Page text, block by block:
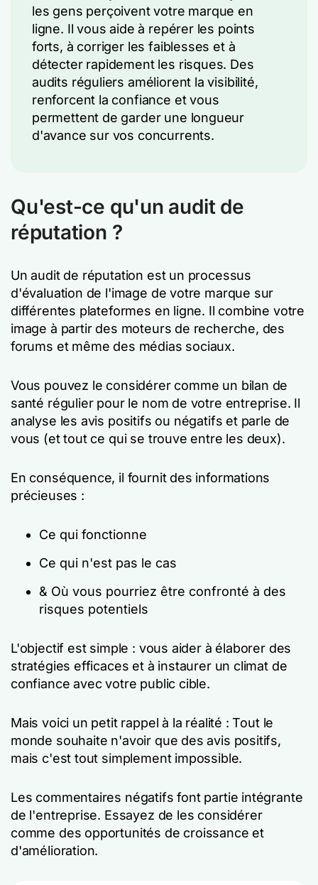
les gens perçoivent votre marque en
ligne. Il vous aide à repérer les points
forts, à corriger les faiblesses et à
détecter rapidement les risques. Des
audits réguliers améliorent la visibilité,
renforcent la confiance et vous
permettent de garder une longueur
d'avance sur vos concurrents.
Qu'est-ce qu'un audit de
réputation ?
Un audit de réputation est un processus
d'évaluation de l'image de votre marque sur
différentes plateformes en ligne. Il combine votre
image à partir des moteurs de recherche, des
forums et même des médias sociaux.
Vous pouvez le considérer comme un bilan de
santé régulier pour le nom de votre entreprise. Il
analyse les avis positifs ou négatifs et parle de
vous (et tout ce qui se trouve entre les deux).
En conséquence, il fournit des informations
précieuses :
Ce qui fonctionne
Ce qui n'est pas le cas
& Où vous pourriez être confronté à des
risques potentiels
L'objectif est simple : vous aider à élaborer des
stratégies efficaces et à instaurer un climat de
confiance avec votre public cible.
Mais voici un petit rappel à la réalité : Tout le
monde souhaite n'avoir que des avis positifs,
mais c'est tout simplement impossible.
Les commentaires négatifs font partie intégrante
de l'entreprise. Essayez de les considérer
comme des opportunités de croissance et
d'amélioration.